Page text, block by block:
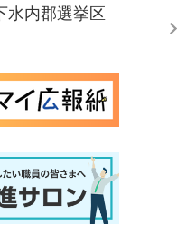
水内郡選挙区